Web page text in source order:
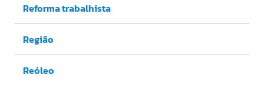
Reforma trabalhista
Região
Reóleo